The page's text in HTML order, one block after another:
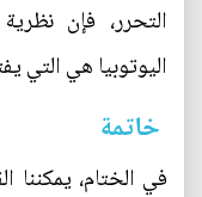
التحرر، فإن
اليوتوبيا هي التي
خاتمة
في الختام، يمكننا